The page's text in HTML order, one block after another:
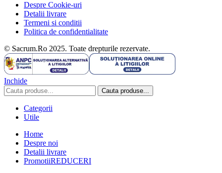
Despre Cookie-uri
Detalii livrare
Termeni si conditii
Politica de confidentialitate
© Sacrum.Ro 2025. Toate drepturile rezervate.
Inchide
Cauta produse...
Categorii
Utile
Home
Despre noi
Detalii livrare
PromotiiREDUCERI